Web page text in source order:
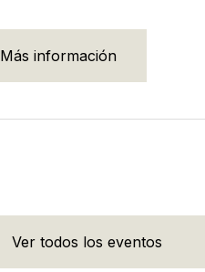
Más información
Ver todos los eventos